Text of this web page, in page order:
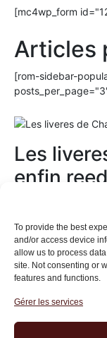
To provide the best
and/or access device
allow us to process
site. Not consenting or
features and functions.
Gérer les services
[mc4wp_form
Articles
[rom-sidebar-
Les
enfin